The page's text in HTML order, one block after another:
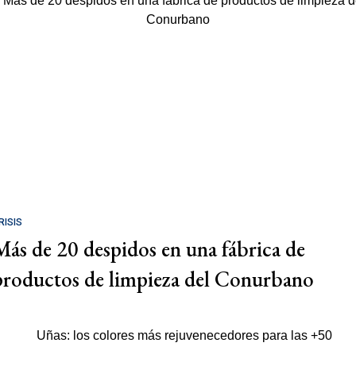
de 20 despidos en una fábrica de
de limpieza del Conurbano